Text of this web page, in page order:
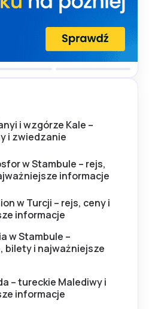
i wzgórze Kale –
i zwiedzanie
w Stambule – rejs,
informacje
w Turcji – rejs, ceny i
informacje
w Stambule –
bilety i najważniejsze
– tureckie Malediwy i
informacje